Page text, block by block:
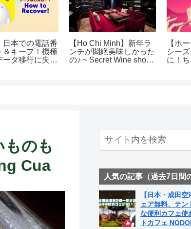
日本での電話番
＆キープ！機種
ータ移行に失敗
【Ho Chi Minh】新年ラ
ンチが悶絶美味しかった
の♪ ~ Secret Wine shop
【ホ
シー
に！
ものも
Cua
人気の記事（過去7日間
【日本・成田
ェア無料、テン
な便利カフェ使
トカフェ